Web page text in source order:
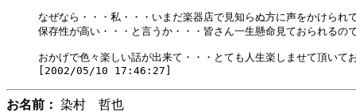
なぜなら・・・私・・・いまだ楽器店で見知らぬ方に声をかけられ
保存性が高い・・・と言うか・・・皆さん一生懸命見ておられるの
おかげで色々楽しい話が出来て・・・とても人生楽しませて頂い
お名前： 染村 哲也